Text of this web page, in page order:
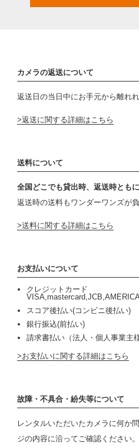
カメラの返送について
返送日の当日中にお手元から離れれ
返送に関する詳細はこちら
送料について
全国どこでも貸出時、返送時ともに
返送時の送料もワンダーワンズが
送料に関する詳細はこちら
お支払いについて
クレジットカード
スコア後払い(コンビニ後払い)
銀行振込(前払い)
請求書払い（法人・個人事業主
お支払いに関する詳細はこちら
故障・不具合・紛失等について
レンタルいただいたカメラに何か
ジの内容に沿ってご確認ください。